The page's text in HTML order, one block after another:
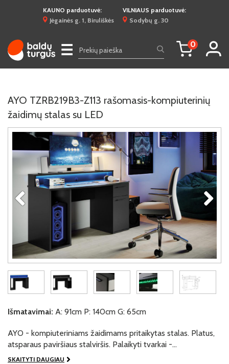
KAUNO parduotuvė:
Jėgainės g. 1, Biruliškės
VILNIAUS parduotuvė:
Sodybų g. 30
☰ 0
AYO TZRB219B3-Z113 rašomasis-kompiuterinių
žaidimų stalas su LED
Išmatavimai: A: 91cm P: 140cm G: 65cm
AYO - kompiuteriniams žaidimams pritaikytas stalas. Platus,
atsparaus paviršiaus stalviršis. Palaikyti tvarkai -…
SKAITYTI DAUGIAU